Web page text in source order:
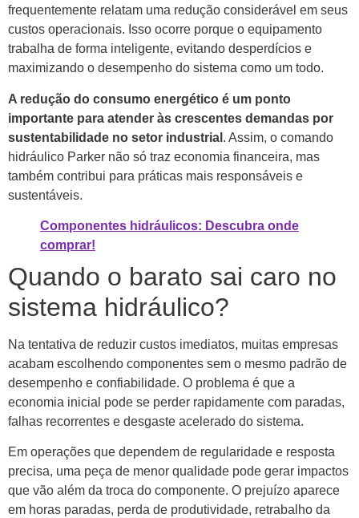
frequentemente relatam uma redução considerável em seus
custos operacionais. Isso ocorre porque o equipamento
trabalha de forma inteligente, evitando desperdícios e
maximizando o desempenho do sistema como um todo.
A redução do consumo energético é um ponto
importante para atender às crescentes demandas por
sustentabilidade no setor industrial . Assim, o comando
hidráulico Parker não só traz economia financeira, mas
também contribui para práticas mais responsáveis e
sustentáveis.
Componentes hidráulicos: Descubra onde
comprar!
Quando o barato sai caro no
sistema hidráulico?
Na tentativa de reduzir custos imediatos, muitas empresas
acabam escolhendo componentes sem o mesmo padrão de
desempenho e confiabilidade. O problema é que a
economia inicial pode se perder rapidamente com paradas,
falhas recorrentes e desgaste acelerado do sistema.
Em operações que dependem de regularidade e resposta
precisa, uma peça de menor qualidade pode gerar impactos
que vão além da troca do componente. O prejuízo aparece
em horas paradas, perda de produtividade, retrabalho da